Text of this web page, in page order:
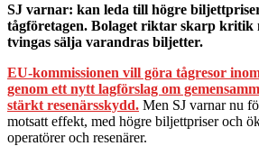
SJ varnar: kan leda till högre
tågföretagen. Bolaget riktar skarp kritik
tvingas sälja varandras biljetter.
EU-kommissionen vill göra tågresor
genom ett nytt lagförslag om
stärkt resenärsskydd. Men SJ varnar nu
motsatt effekt, med högre biljettpriser och
operatörer och resenärer.